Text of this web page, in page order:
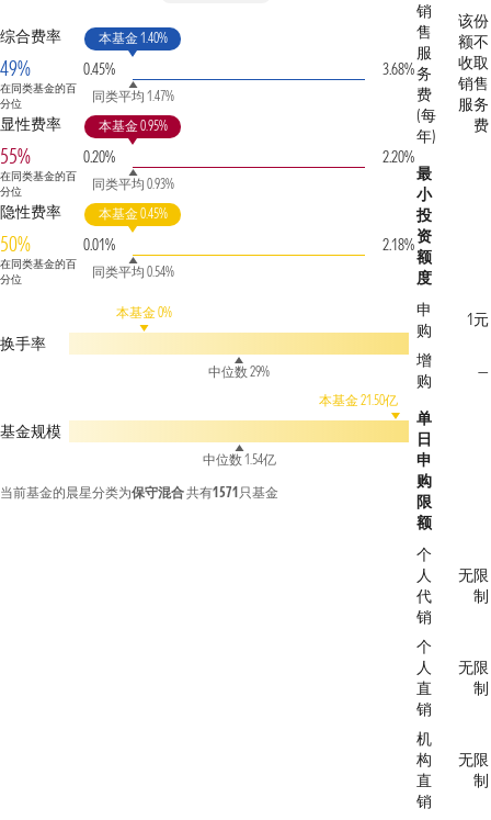
综合费率
49%
在同类基金的百
分位
0.45%
本基金 1.40%
同类平均 1.47%
3.68%
显性费率
55%
在同类基金的百
分位
0.20%
本基金 0.95%
同类平均 0.93%
2.20%
隐性费率
50%
在同类基金的百
分位
0.01%
本基金 0.45%
同类平均 0.54%
2.18%
换手率
本基金 0%
中位数 29%
基金规模
本基金 21.50亿
中位数 1.54亿
当前基金的晨星分类为保守混合共有1571 只基金
销
售
服
务
费
(每
年)
该份
额不
收取
销售
服务
费
最
小
投
资
额
度
申
购
1元
增
购
—
单
日
申
购
限
额
个
人
代
销
无限
制
个
人
直
销
无限
制
机
构
直
销
无限
制